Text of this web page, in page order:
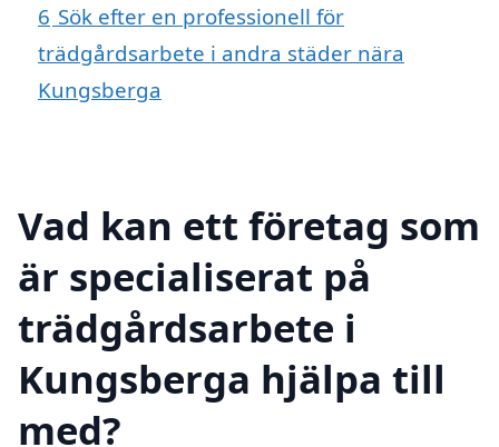
6 Sök efter en professionell för
trädgårdsarbete i andra städer nära
Kungsberga
Vad kan ett företag som
är specialiserat på
trädgårdsarbete i
Kungsberga hjälpa till
med?